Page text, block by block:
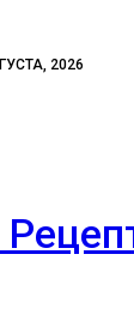
2026